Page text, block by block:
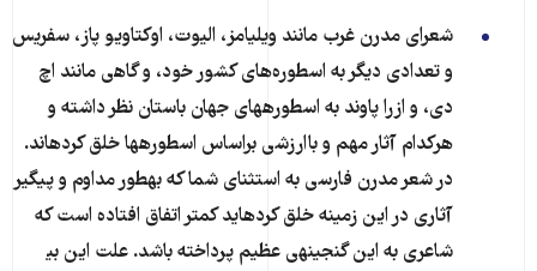
شعرای مدرن غرب مانند ویلیامز، الیوت، اوکتاویو پاز، سفریس
و تعدادی دیگر به اسطوره‌های کشور خود، و گاهی مانند اچ
دی، و ازرا پاوند به اسطوره​های جهان باستان نظر داشته و
هرکدام آثار مهم و باارزشی براساس اسطوره​ها خلق کرده​اند.
در شعر مدرن فارسی به استثنای شما که به​طور مداوم و پیگیر
آثاری در این زمینه خلق کرده​اید کمتر اتفاق افتاده است که
شاعری به این گنجینه​ی عظیم پرداخته باشد. علت این بی​